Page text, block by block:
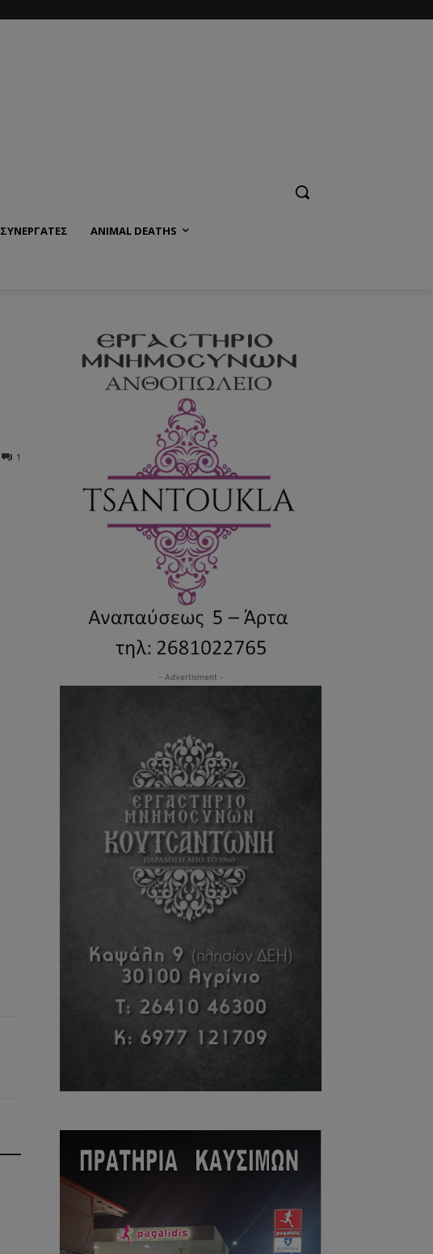
ΣΥΝΕΡΓΑΤΕΣ ANIMAL DEATHS
1
- Advertisment -